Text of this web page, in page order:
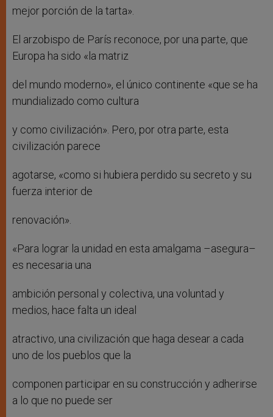
mejor porción de la tarta».
El arzobispo de París reconoce, por una parte, que
Europa ha sido «la matriz
del mundo moderno», el único continente «que se ha
mundializado como cultura
y como civilización». Pero, por otra parte, esta
civilización parece
agotarse, «como si hubiera perdido su secreto y su
fuerza interior de
renovación».
«Para lograr la unidad en esta amalgama –asegura–
es necesaria una
ambición personal y colectiva, una voluntad y
medios, hace falta un ideal
atractivo, una civilización que haga desear a cada
uno de los pueblos que la
componen participar en su construcción y adherirse
a lo que no puede ser